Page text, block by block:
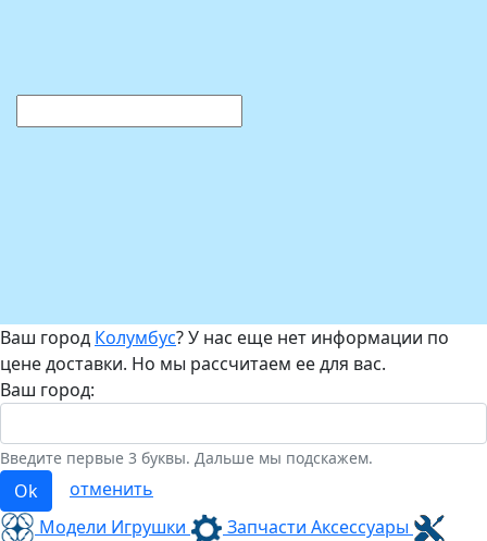
Ваш город Колумбус? У нас еще нет информации по
цене доставки. Но мы рассчитаем ее для вас.
Ваш город:
Введите первые 3 буквы. Дальше мы подскажем.
Ok
отменить
Модели Игрушки
Запчасти Аксессуары